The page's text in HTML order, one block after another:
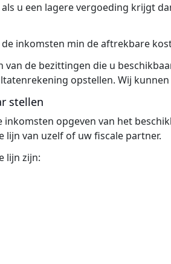
u een lagere vergoeding krijgt
inkomsten min de aftrekbare
de bezittingen die u
opstellen. Wij
stellen
opgeven van het
lijn van uzelf of uw fiscale partner.
lijn zijn: